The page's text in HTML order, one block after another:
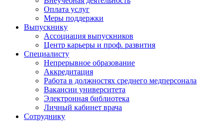
Оплата услуг
Меры поддержки
Выпускнику
Ассоциация выпускников
Центр карьеры и проф. развития
Специалисту
Непрерывное образование
Аккредитация
Работа в должностях среднего медперсонала
Вакансии университета
Электронная библиотека
Личный кабинет врача
Сотруднику